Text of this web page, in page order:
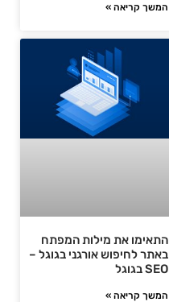
המשך קריאה »
התאימו את מילות המפתח
באתר לחיפוש אורגני בגוגל –
SEO בגוגל
המשך קריאה »